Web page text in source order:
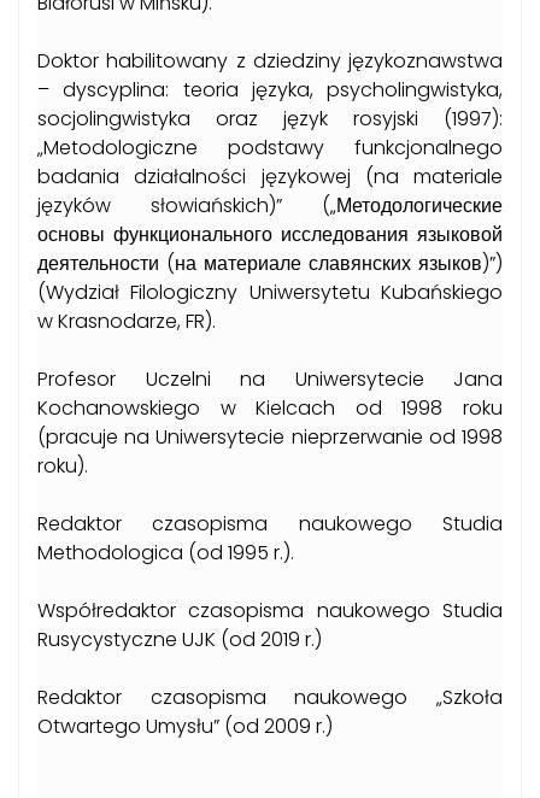
Doktor habilitowany z dziedziny językoznawstwa
– dyscyplina: teoria języka, psycholingwistyka,
socjolingwistyka oraz język rosyjski (1997):
„Metodologiczne podstawy funkcjonalnego
badania działalności językowej (na materiale
języków słowiańskich)” („Методологические
основы функционального исследования языковой
деятельности (на материале славянских языков)”)
(Wydział Filologiczny Uniwersytetu Kubańskiego
w Krasnodarze, FR).
Profesor Uczelni na Uniwersytecie Jana
Kochanowskiego w Kielcach od 1998 roku
(pracuje na Uniwersytecie nieprzerwanie od 1998
roku).
Redaktor czasopisma naukowego Studia
Methodologica (od 1995 r.).
Współredaktor czasopisma naukowego Studia
Rusycystyczne UJK (od 2019 r.)
Redaktor czasopisma naukowego „Szkoła
Otwartego Umysłu” (od 2009 r.)